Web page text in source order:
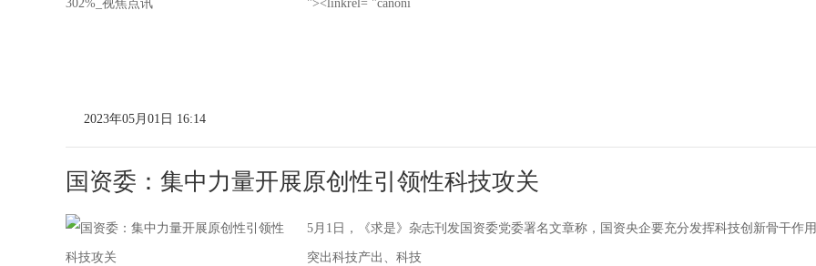
"><linkrel= "canoni
2023年05月01日 16:14
国资委：集中力量开展原创性引领性科技攻关
5月1日，《求是》杂志刊发国资委党委署名文章称，国资央企要充分发挥科技创新骨干作
突出科技产出、科技